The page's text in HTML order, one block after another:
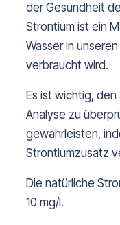
der Gesundheit
Strontium ist ein
Wasser in
verbraucht wird.
Es ist wichtig,
Analyse zu
gewährleisten,
Strontiumzusatz
Die natürliche
10 mg/l.